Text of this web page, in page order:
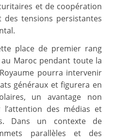
et de coopération
tensions persistantes
place de premier rang
Maroc pendant toute la
pourra intervenir
généraux et figurera en
un avantage non
des médias et
Dans un contexte de
parallèles et des